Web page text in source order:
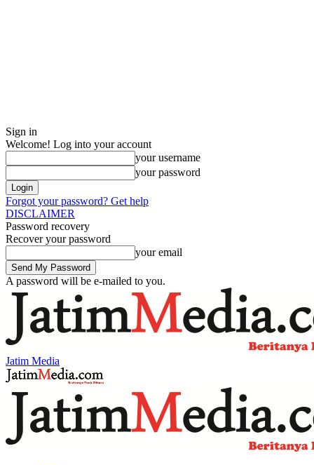
Sign in
Welcome! Log into your account
your username
your password
Forgot your password? Get help
DISCLAIMER
Password recovery
Recover your password
your email
A password will be e-mailed to you.
Jatim Media